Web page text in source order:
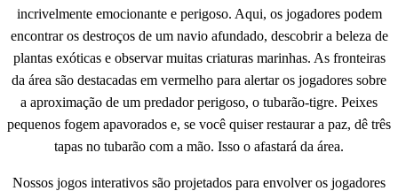
incrivelmente emocionante e perigoso. Aqui, os jogadores podem
encontrar os destroços de um navio afundado, descobrir a beleza de
plantas exóticas e observar muitas criaturas marinhas. As fronteiras
da área são destacadas em vermelho para alertar os jogadores sobre
a aproximação de um predador perigoso, o tubarão-tigre. Peixes
pequenos fogem apavorados e, se você quiser restaurar a paz, dê três
tapas no tubarão com a mão. Isso o afastará da área.
Nossos jogos interativos são projetados para envolver os jogadores